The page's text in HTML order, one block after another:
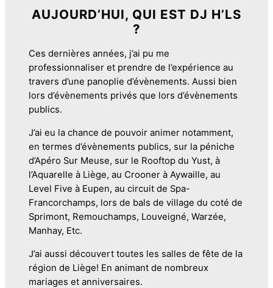
AUJOURD’HUI, QUI EST DJ H’LS
?
Ces dernières années, j’ai pu me
professionnaliser et prendre de l’expérience au
travers d’une panoplie d’évènements. Aussi bien
lors d’évènements privés que lors d’évènements
publics.
J’ai eu la chance de pouvoir animer notamment,
en termes d’évènements publics, sur la péniche
d’Apéro Sur Meuse, sur le Rooftop du Yust, à
l’Aquarelle à Liège, au Crooner à Aywaille, au
Level Five à Eupen, au circuit de Spa-
Francorchamps, lors de bals de village du coté de
Sprimont, Remouchamps, Louveigné, Warzée,
Manhay, Etc.
J’ai aussi découvert toutes les salles de fête de la
région de Liège! En animant de nombreux
mariages et anniversaires.